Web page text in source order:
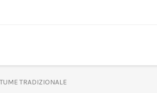
TRADIZIONALE